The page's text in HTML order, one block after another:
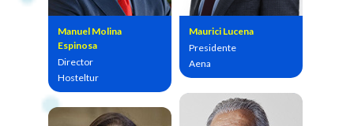
Manuel Molina
Espinosa
Director
Hosteltur
Maurici Lucena
Presidente
Aena